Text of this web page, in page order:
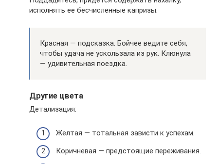
исполнять ее бесчисленные капризы.
Красная — подсказка. Бойчее ведите себя,
чтобы удача не ускользала из рук. Клюнула
— удивительная поездка.
Другие цвета
Детализация:
Желтая — тотальная зависти к успехам.
Коричневая — предстоящие переживания.